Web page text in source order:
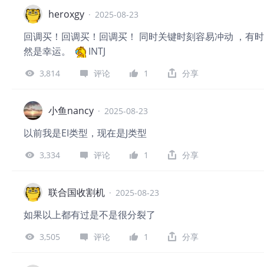
heroxgy · 2025-08-23
回调买！回调买！回调买！ 同时关键时刻容易冲动 ，
然是幸运。
INTJ
3,814 评论 1 分享
小鱼nancy · 2025-08-23
以前我是EI类型，现在是J类型
3,334 评论 1 分享
联合国收割机 · 2025-08-23
如果以上都有过是不是很分裂了
3,505 评论 1 分享